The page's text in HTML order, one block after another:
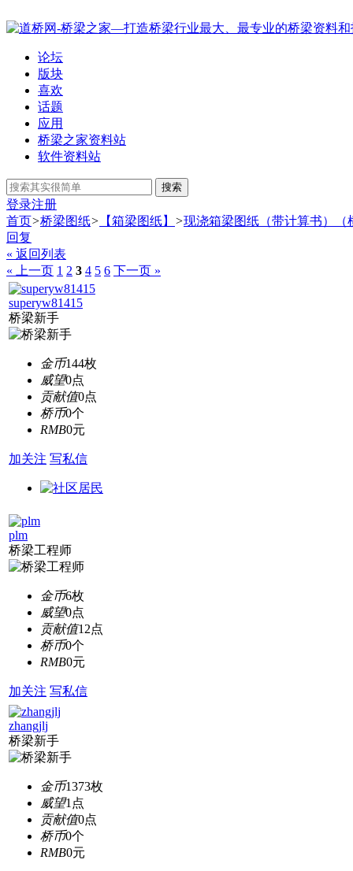
论坛
版块
喜欢
话题
应用
桥梁之家资料站
软件资料站
搜索
登录注册
首页>桥梁图纸> 【箱梁图纸】 >现浇箱梁图纸（带计算书）（
回复
« 返回列表
« 上一页 1 2 3 4 5 6 下一页 »
superyw81415
桥梁新手
金币144枚
威望0点
贡献值0点
桥币0个
RMB0元
加关注 写私信
plm
桥梁工程师
金币6枚
威望0点
贡献值12点
桥币0个
RMB0元
加关注 写私信
zhangjlj
桥梁新手
金币1373枚
威望1点
贡献值0点
桥币0个
RMB0元